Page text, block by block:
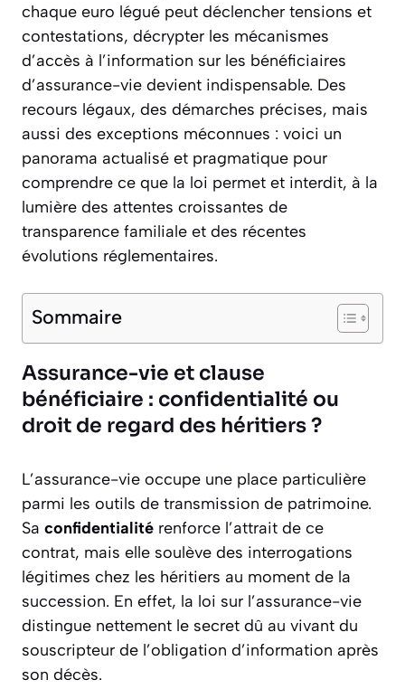
chaque euro légué peut déclencher tensions et
contestations, décrypter les mécanismes
d’accès à l’information sur les bénéficiaires
d’assurance-vie devient indispensable. Des
recours légaux, des démarches précises, mais
aussi des exceptions méconnues : voici un
panorama actualisé et pragmatique pour
comprendre ce que la loi permet et interdit, à la
lumière des attentes croissantes de
transparence familiale et des récentes
évolutions réglementaires.
Sommaire
Assurance-vie et clause
bénéficiaire : confidentialité ou
droit de regard des héritiers ?
L’assurance-vie occupe une place particulière
parmi les outils de transmission de patrimoine.
Sa confidentialité renforce l’attrait de ce
contrat, mais elle soulève des interrogations
légitimes chez les héritiers au moment de la
succession. En effet, la loi sur l’assurance-vie
distingue nettement le secret dû au vivant du
souscripteur de l’obligation d’information après
son décès.